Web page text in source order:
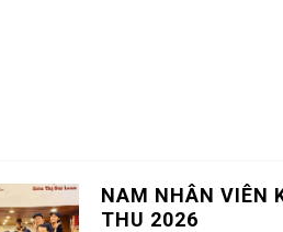
NAM NHÂN VIÊN
THU 2026